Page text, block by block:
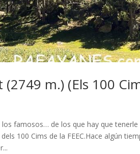
m.) (Els 100
famosos… de los que hay que
100 Cims de la FEEC.Hace algún